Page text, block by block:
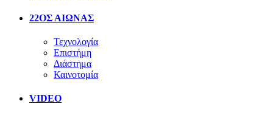
22ΟΣ ΑΙΩΝΑΣ
Τεχνολογία
Επιστήμη
Διάστημα
Καινοτομία
VIDEO